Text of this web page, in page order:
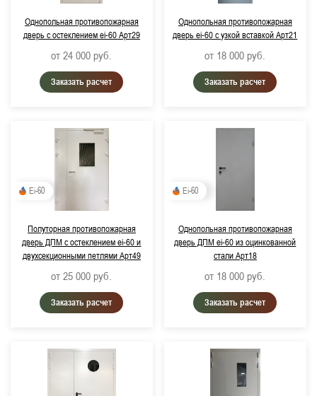
Однопольная противопожарная
дверь с остеклением ei-60 Арт29
от 24 000 руб.
Заказать расчет
Однопольная противопожарная
дверь ei-60 с узкой вставкой Арт21
от 18 000 руб.
Заказать расчет
Ei-60
Полуторная противопожарная
дверь ДПМ с остеклением ei-60 и
двухсекционными петлями Арт49
от 25 000 руб.
Заказать расчет
Ei-60
Однопольная противопожарная
дверь ДПМ ei-60 из оцинкованной
стали Арт18
от 18 000 руб.
Заказать расчет